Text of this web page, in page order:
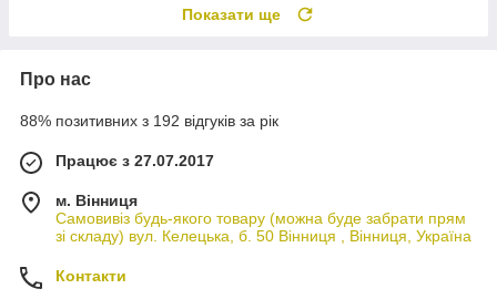
Показати ще
Про нас
88% позитивних з 192 відгуків за рік
Працює з 27.07.2017
м. Вінниця
Самовивіз будь-якого товару (можна буде забрати прям
зі складу) вул. Келецька, б. 50 Вінниця , Вінниця, Україна
Контакти